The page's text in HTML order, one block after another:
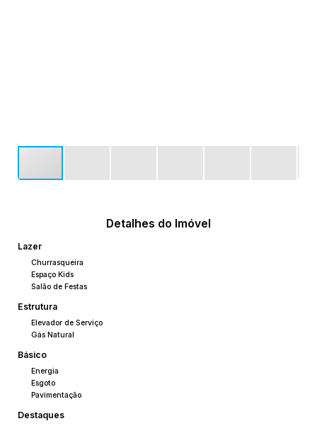
Detalhes do Imóvel
Lazer
Churrasqueira
Espaço Kids
Salão de Festas
Estrutura
Elevador de Serviço
Gás Natural
Básico
Energia
Esgoto
Pavimentação
Destaques